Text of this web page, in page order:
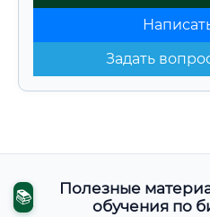
Задать
📚
Полезные
обучения по